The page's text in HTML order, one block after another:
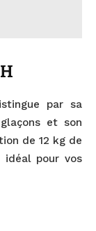
par sa
et son
de 12 kg de
idéal pour vos